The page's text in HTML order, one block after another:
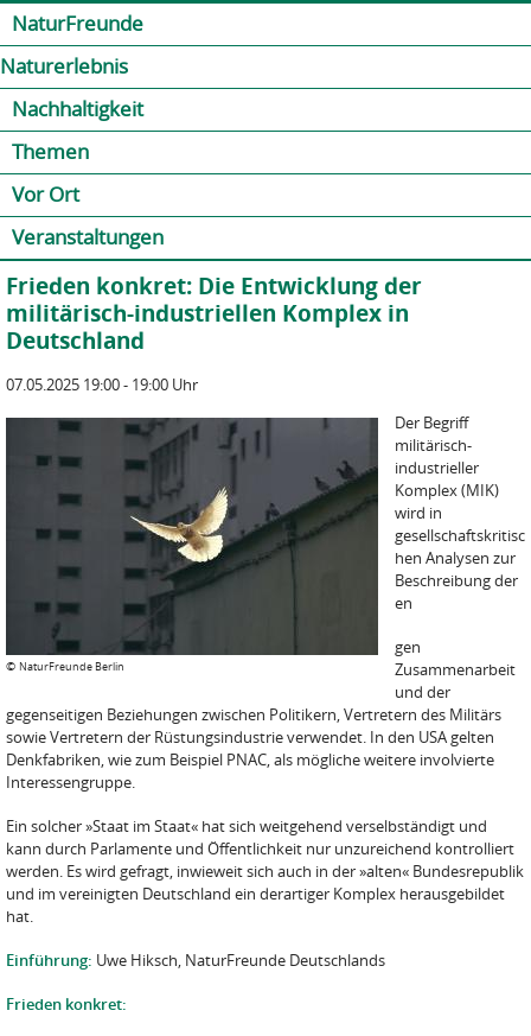
NaturFreunde
Naturerlebnis
Nachhaltigkeit
Themen
Vor Ort
Veranstaltungen
Frieden konkret: Die Entwicklung der
militärisch-industriellen Komplex in
Deutschland
07.05.2025 19:00 - 19:00 Uhr
© NaturFreunde Berlin
Der Begriff
militärisch-
industrieller
Komplex (MIK)
wird in
gesellschaftskritisc
hen Analysen zur
Beschreibung der
en
gen
Zusammenarbeit
und der
gegenseitigen Beziehungen zwischen Politikern, Vertretern des Militärs
sowie Vertretern der Rüstungsindustrie verwendet. In den USA gelten
Denkfabriken, wie zum Beispiel PNAC, als mögliche weitere involvierte
Interessengruppe.
Ein solcher »Staat im Staat« hat sich weitgehend verselbständigt und
kann durch Parlamente und Öffentlichkeit nur unzureichend kontrolliert
werden. Es wird gefragt, inwieweit sich auch in der »alten« Bundesrepublik
und im vereinigten Deutschland ein derartiger Komplex herausgebildet
hat.
Einführung: Uwe Hiksch, NaturFreunde Deutschlands
Frieden konkret: